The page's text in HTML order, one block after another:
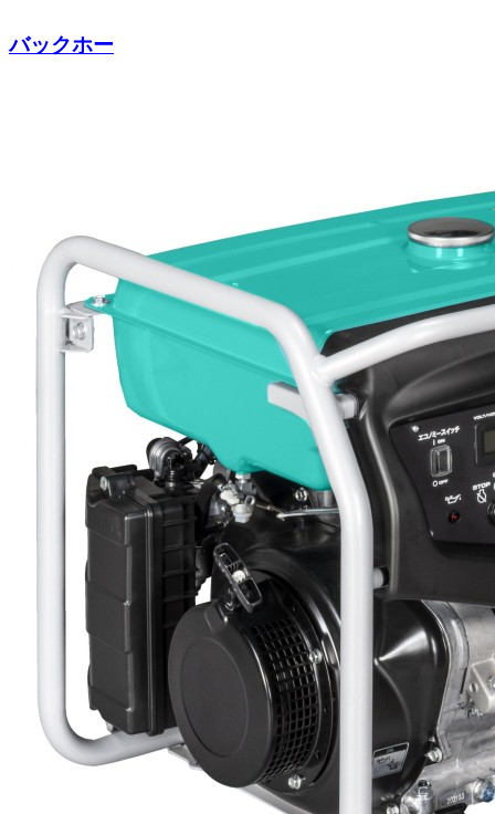
バックホー